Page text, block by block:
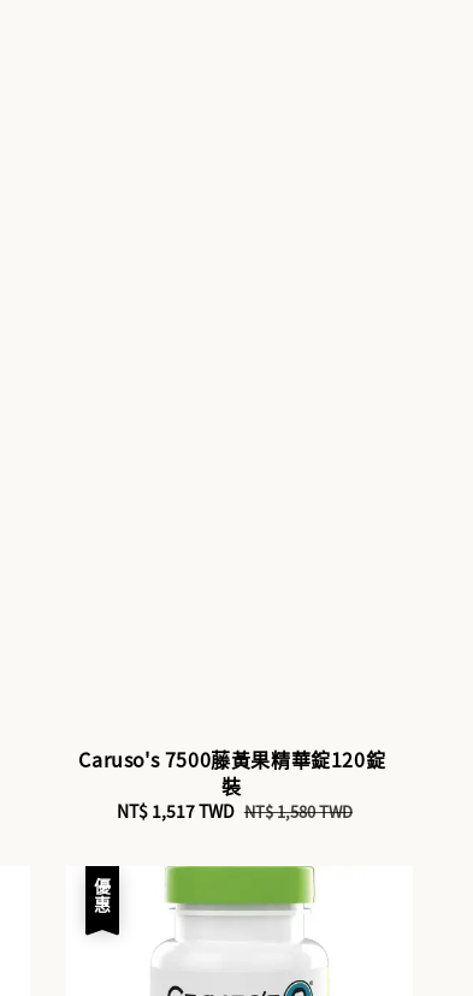
Caruso's 7500藤黃果精華錠120錠
裝
Sale
NT$ 1,517 TWD Regular
NT$ 1,580 TWD
優惠